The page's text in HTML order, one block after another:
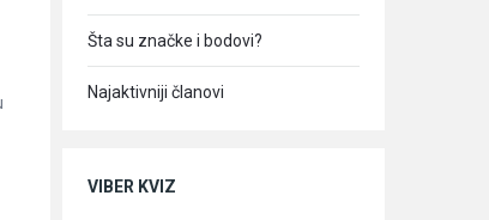
Šta su značke i bodovi?
Najaktivniji članovi
VIBER KVIZ